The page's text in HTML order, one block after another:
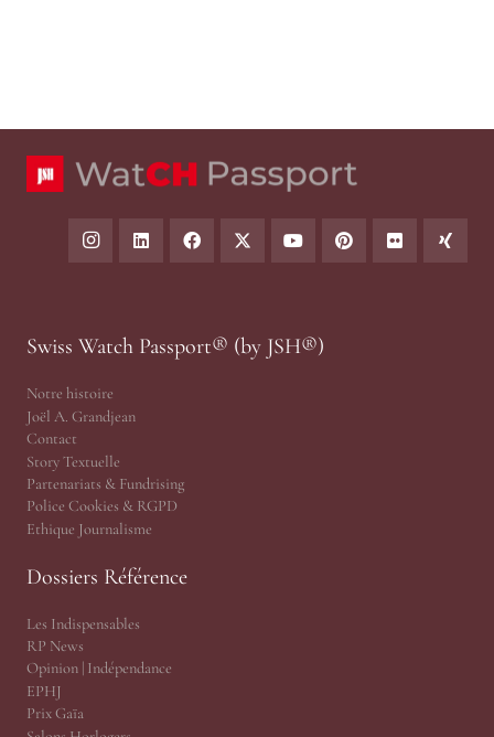
Swiss Watch Passport® (by JSH®)
Notre histoire
Joël A. Grandjean
Contact
Story Textuelle
Partenariats & Fundrising
Police Cookies & RGPD
Ethique Journalisme
Dossiers Référence
Les Indispensables
RP News
Opinion | Indépendance
EPHJ
Prix Gaïa